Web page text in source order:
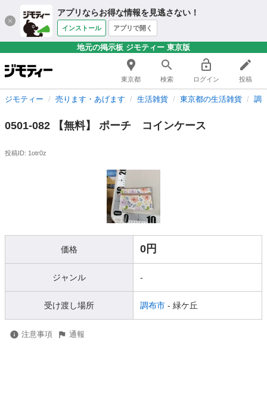
アプリならお得な情報を見逃さない！
インストール アプリで開く
地元の掲示板 ジモティー 東京版
東京都 検索 ログイン 投稿
ジモティー 売ります・あげます 生活雑貨 東京都の生活雑貨 調
0501-082 【無料】 ポーチ コインケース
投稿ID: 1otr0z
価格 0円
ジャンル -
受け渡し場所 調布市 - 緑ケ丘
注意事項 通報